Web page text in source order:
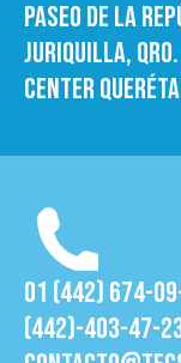
Paseo de la
Juriquilla,
Center
01 (442) 674-
(442)-403-47-